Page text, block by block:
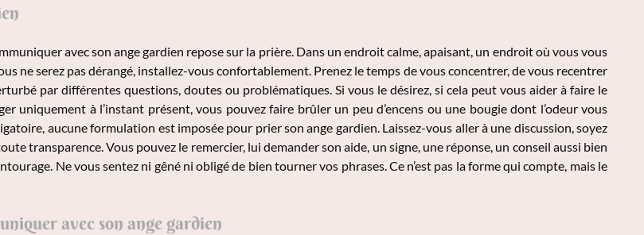
avec son ange gardien repose sur la prière. Dans un endroit calme, apaisant, un endroit où vous vous
ne serez pas dérangé, installez-vous confortablement. Prenez le temps de vous concentrer, de vous recentrer
par différentes questions, doutes ou problématiques. Si vous le désirez, si cela peut vous aider à faire le
uniquement à l’instant présent, vous pouvez faire brûler un peu d’encens ou une bougie dont l’odeur vous
aucune formulation est imposée pour prier son ange gardien. Laissez-vous aller à une discussion, soyez
transparence. Vous pouvez le remercier, lui demander son aide, un signe, une réponse, un conseil aussi bien
Ne vous sentez ni gêné ni obligé de bien tourner vos phrases. Ce n’est pas la forme qui compte, mais le
avec son ange gardien